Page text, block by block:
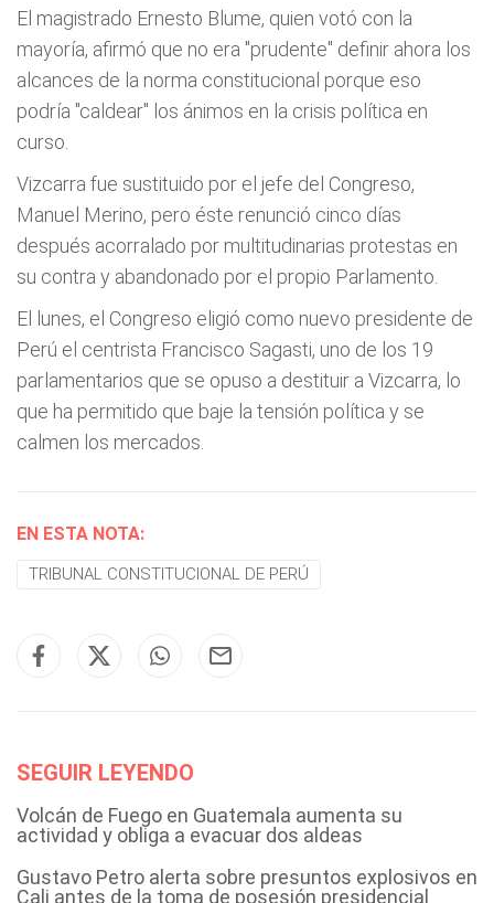
El magistrado Ernesto Blume, quien votó con la
mayoría, afirmó que no era "prudente" definir ahora los
alcances de la norma constitucional porque eso
podría "caldear" los ánimos en la crisis política en
curso.
Vizcarra fue sustituido por el jefe del Congreso,
Manuel Merino, pero éste renunció cinco días
después acorralado por multitudinarias protestas en
su contra y abandonado por el propio Parlamento.
El lunes, el Congreso eligió como nuevo presidente de
Perú el centrista Francisco Sagasti, uno de los 19
parlamentarios que se opuso a destituir a Vizcarra, lo
que ha permitido que baje la tensión política y se
calmen los mercados.
EN ESTA NOTA:
TRIBUNAL CONSTITUCIONAL DE PERÚ
SEGUIR LEYENDO
Volcán de Fuego en Guatemala aumenta su
actividad y obliga a evacuar dos aldeas
Gustavo Petro alerta sobre presuntos explosivos en
Cali antes de la toma de posesión presidencial